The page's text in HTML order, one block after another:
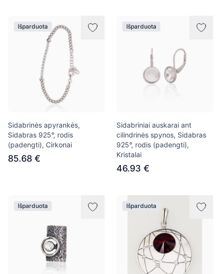
Išparduota
Sidabrinės apyrankės,
Sidabras 925°, rodis
(padengti), Cirkonai
85.68 €
Išparduota
Sidabriniai auskarai ant
cilindrinės spynos, Sidabras
925°, rodis (padengti),
Kristalai
46.93 €
Išparduota Išparduota